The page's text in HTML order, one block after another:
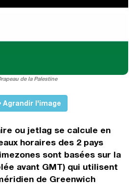
de la Palestine
Agrandir l'image
ou jetlag se calcule en
horaires des 2 pays
sont basées sur la
avant GMT) qui utilisent
de Greenwich